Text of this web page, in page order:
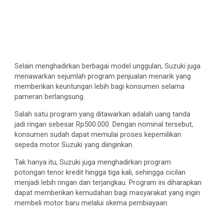
Selain menghadirkan berbagai model unggulan, Suzuki juga
menawarkan sejumlah program penjualan menarik yang
memberikan keuntungan lebih bagi konsumen selama
pameran berlangsung.
Salah satu program yang ditawarkan adalah uang tanda
jadi ringan sebesar Rp500.000. Dengan nominal tersebut,
konsumen sudah dapat memulai proses kepemilikan
sepeda motor Suzuki yang diinginkan.
Tak hanya itu, Suzuki juga menghadirkan program
potongan tenor kredit hingga tiga kali, sehingga cicilan
menjadi lebih ringan dan terjangkau. Program ini diharapkan
dapat memberikan kemudahan bagi masyarakat yang ingin
membeli motor baru melalui skema pembiayaan.